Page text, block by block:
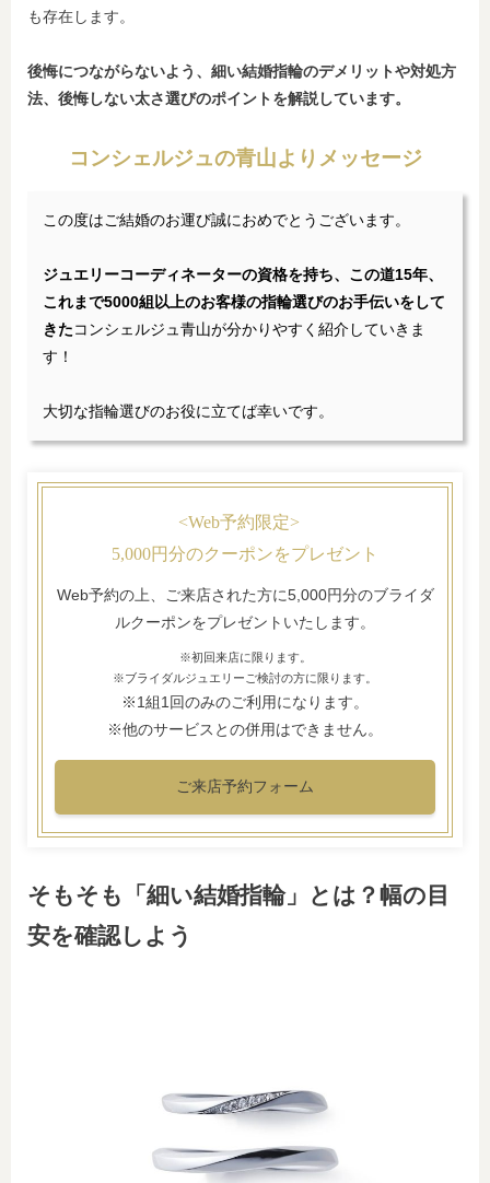
も存在します。
後悔につながらないよう、細い結婚指輪のデメリットや対処方
法、後悔しない太さ選びのポイントを解説しています。
コンシェルジュの青山よりメッセージ
この度はご結婚のお運び誠におめでとうございます。
ジュエリーコーディネーターの資格を持ち、この道15年、
これまで5000組以上のお客様の指輪選びのお手伝いをして
きたコンシェルジュ青山が分かりやすく紹介していきま
す！
大切な指輪選びのお役に立てば幸いです。
<Web予約限定>
5,000円分のクーポンをプレゼント
Web予約の上、ご来店された方に5,000円分のブライダ
ルクーポンをプレゼントいたします。
※初回来店に限ります。
※ブライダルジュエリーご検討の方に限ります。
※1組1回のみのご利用になります。
※他のサービスとの併用はできません。
ご来店予約フォーム
そもそも「細い結婚指輪」とは？幅の目
安を確認しよう